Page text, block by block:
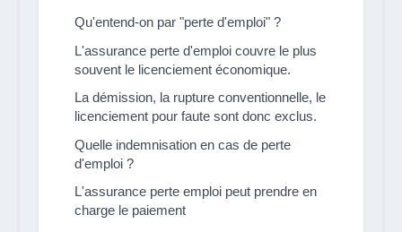
Qu'entend-on par "perte d'emploi" ?
L'assurance perte d'emploi couvre le plus
souvent le licenciement économique.
La démission, la rupture conventionnelle, le
licenciement pour faute sont donc exclus.
Quelle indemnisation en cas de perte
d'emploi ?
L'assurance perte emploi peut prendre en
charge le paiement